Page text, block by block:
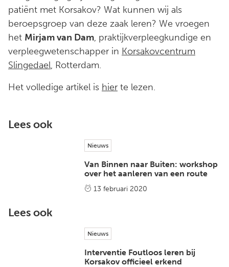
patiënt met Korsakov? Wat kunnen wij als
beroepsgroep van deze zaak leren? We vroegen
het Mirjam van Dam, praktijkverpleegkundige en
verpleegwetenschapper in Korsakovcentrum
Slingedael, Rotterdam.
Het volledige artikel is hier te lezen.
Lees ook
Nieuws
Van Binnen naar Buiten: workshop
over het aanleren van een route
13 februari 2020
Lees ook
Nieuws
Interventie Foutloos leren bij
Korsakov officieel erkend